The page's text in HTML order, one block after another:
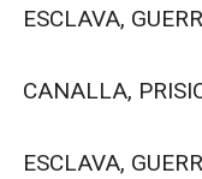
ESCLAVA,
CANALLA,
ESCLAVA,